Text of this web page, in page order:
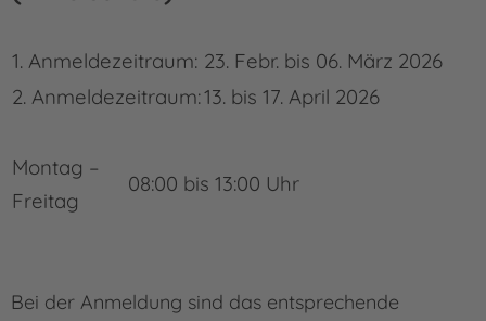
1. Anmeldezeitraum: 23. Febr. bis 06. März 2026
2. Anmeldezeitraum:13. bis 17. April 2026
Montag –
Freitag
08:00 bis 13:00 Uhr
Bei der Anmeldung sind das entsprechende